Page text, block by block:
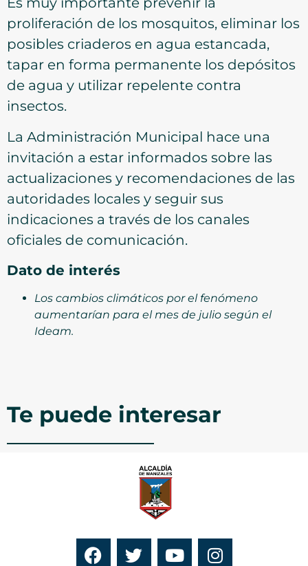
proliferación de los mosquitos, eliminar los
posibles criaderos en agua estancada,
tapar en forma permanente los depósitos
de agua y utilizar repelente contra
insectos.
La Administración Municipal hace una
invitación a estar informados sobre las
actualizaciones y recomendaciones de las
autoridades locales y seguir sus
indicaciones a través de los canales
oficiales de comunicación.
Dato de interés
Los cambios climáticos por el fenómeno
aumentarían para el mes de julio según el
Ideam.
Te puede interesar